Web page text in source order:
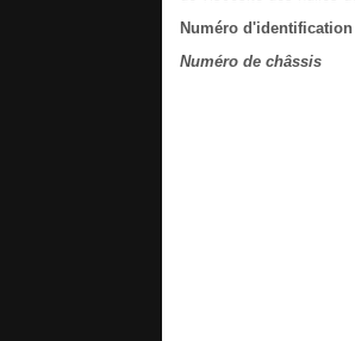
Numéro
Numéro de châssis